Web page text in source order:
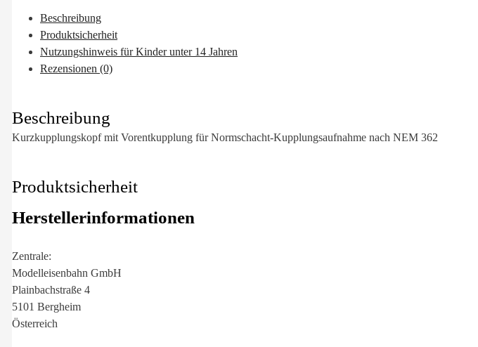
Beschreibung
Produktsicherheit
Nutzungshinweis für Kinder unter 14 Jahren
Rezensionen (0)
Beschreibung
Kurzkupplungskopf mit Vorentkupplung für Normschacht-Kupplungsaufnahme nach NEM 362
Produktsicherheit
Herstellerinformationen
Zentrale:
Modelleisenbahn GmbH
Plainbachstraße 4
5101 Bergheim
Österreich